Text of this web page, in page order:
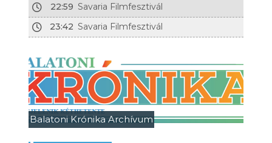
22:59 Savaria Filmfesztivál
23:42 Savaria Filmfesztivál
Balatoni Krónika Archívum